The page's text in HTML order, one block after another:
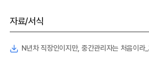
자료/서식
N년차 직장인이지만, 중간관리자는 처음이라